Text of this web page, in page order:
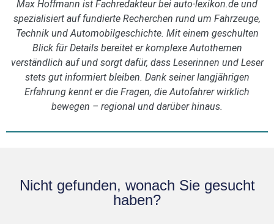
Max Hoffmann ist Fachredakteur bei auto-lexikon.de und
spezialisiert auf fundierte Recherchen rund um Fahrzeuge,
Technik und Automobilgeschichte. Mit einem geschulten
Blick für Details bereitet er komplexe Autothemen
verständlich auf und sorgt dafür, dass Leserinnen und Leser
stets gut informiert bleiben. Dank seiner langjährigen
Erfahrung kennt er die Fragen, die Autofahrer wirklich
bewegen – regional und darüber hinaus.
Nicht gefunden, wonach Sie gesucht
haben?